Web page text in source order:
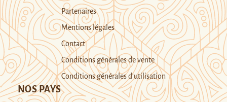
Partenaires
Mentions légales
Contact
Conditions générales de vente
Conditions générales d’utilisation
NOS PAYS